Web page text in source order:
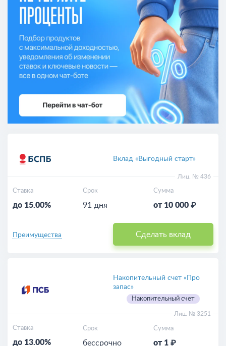
Вклад «Выгодный старт»
Лиц. № 436
Ставка
до 15.00%
Срок
91 дня
Сумма
от 10 000 ₽
Сделать вклад
Преимущества
Накопительный счет «Про
запас»
Накопительный счет
Лиц. № 3251
Ставка
до 13.00%
Срок
бессрочно
Сумма
от 1 ₽